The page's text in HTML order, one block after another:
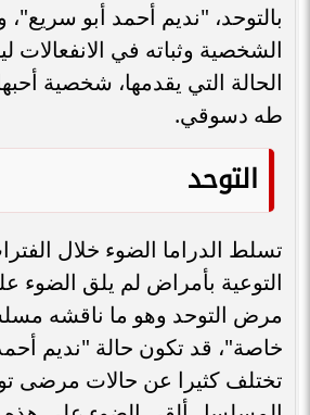
بالتوحد، "نديم أحمد أبو
الشخصية وثباته في الانفعالات
الحالة التي يقدمها، شخصية
طه دسوقي.
التوحد
تسلط الدراما الضوء خلال
التوعية بأمراض لم يلق الضوء
مرض التوحد وهو ما ناقشه
خاصة"، قد تكون حالة "نديم
تختلف كثيرا عن حالات مرضى